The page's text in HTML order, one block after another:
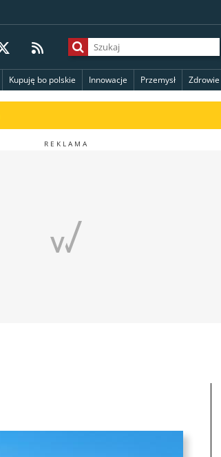
Kupuję bo polskie Innowacje Przemysł Zdrowie